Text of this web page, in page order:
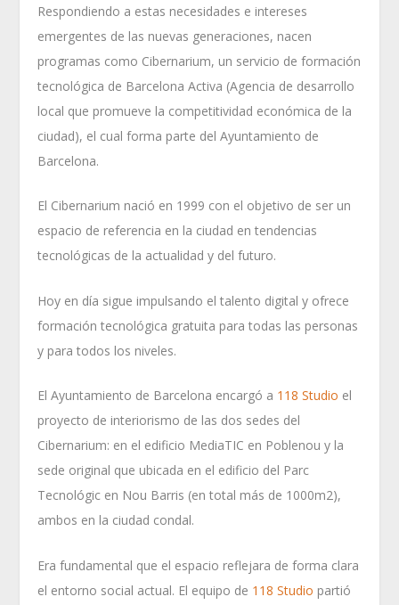
Respondiendo a estas necesidades e intereses
emergentes de las nuevas generaciones, nacen
programas como Cibernarium, un servicio de formación
tecnológica de Barcelona Activa (Agencia de desarrollo
local que promueve la competitividad económica de la
ciudad), el cual forma parte del Ayuntamiento de
Barcelona.
El Cibernarium nació en 1999 con el objetivo de ser un
espacio de referencia en la ciudad en tendencias
tecnológicas de la actualidad y del futuro.
Hoy en día sigue impulsando el talento digital y ofrece
formación tecnológica gratuita para todas las personas
y para todos los niveles.
El Ayuntamiento de Barcelona encargó a 118 Studio el
proyecto de interiorismo de las dos sedes del
Cibernarium: en el edificio MediaTIC en Poblenou y la
sede original que ubicada en el edificio del Parc
Tecnológic en Nou Barris (en total más de 1000m2),
ambos en la ciudad condal.
Era fundamental que el espacio reflejara de forma clara
el entorno social actual. El equipo de 118 Studio partió